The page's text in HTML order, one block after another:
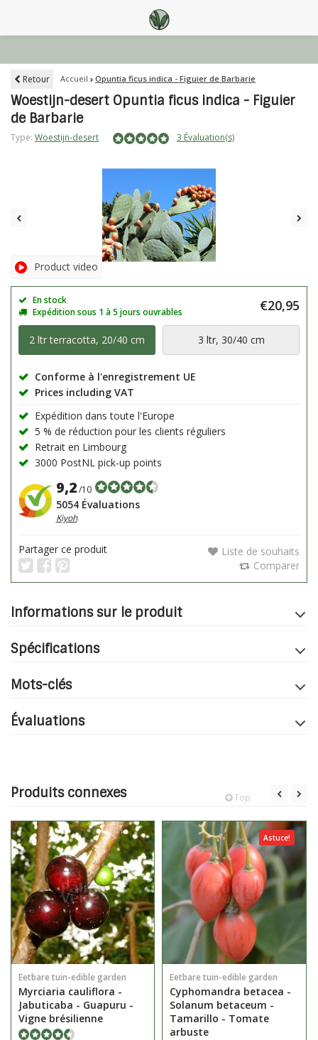
Retour Accueil Opuntia ficus indica - Figuier de Barbarie
Woestijn-desert Opuntia ficus indica - Figuier
de Barbarie
Type: Woestijn-desert 3 Évaluation(s)
Product video
En stock
Expédition sous 1 à 5 jours ouvrables
€20,95
2 ltr terracotta, 20/40 cm 3 ltr, 30/40 cm
Conforme à l'enregistrement UE
Prices including VAT
Expédition dans toute l'Europe
5 % de réduction pour les clients réguliers
Retrait en Limbourg
3000 PostNL pick-up points
9,2/10
5054 Évaluations
Kiyoh
Partager ce produit
Liste de souhaits
Comparer
Informations sur le produit
Spécifications
Mots-clés
Évaluations
Produits connexes Top
Eetbare tuin-edible garden
Myrciaria cauliflora -
Jabuticaba - Guapuru -
Vigne brésilienne
Astuce!
Eetbare tuin-edible garden
Cyphomandra betacea -
Solanum betaceum -
Tamarillo - Tomate
arbuste